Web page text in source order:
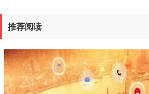
推荐阅读